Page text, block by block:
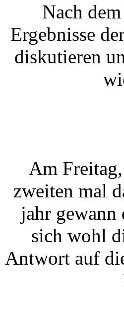
Nach
Ergebnisse
diskutieren
Am
zweiten mal
jahr gewann
sich wohl
Antwort auf